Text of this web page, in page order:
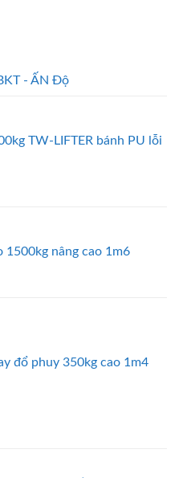
- ẤN Độ
TW-LIFTER bánh PU lỗi
1500kg nâng cao 1m6
đổ phuy 350kg cao 1m4